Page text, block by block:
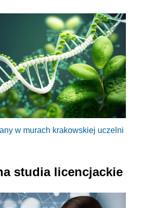
w murach krakowskiej uczelni
studia licencjackie